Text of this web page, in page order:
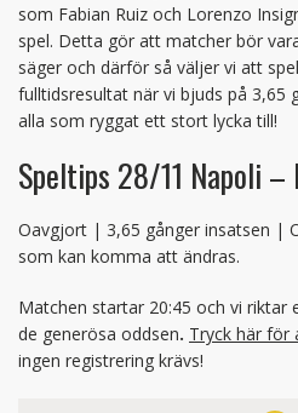
som Fabian Ruiz och Lorenzo
spel. Detta gör att matcher bör
säger och därför så väljer vi att
fulltidsresultat när vi bjuds på 3,65
alla som ryggat ett stort lycka till!
Speltips 28/11 Napoli –
Oavgjort | 3,65 gånger insatsen |
som kan komma att ändras.
Matchen startar 20:45 och vi riktar
de generösa oddsen. Tryck här för
ingen registrering krävs!